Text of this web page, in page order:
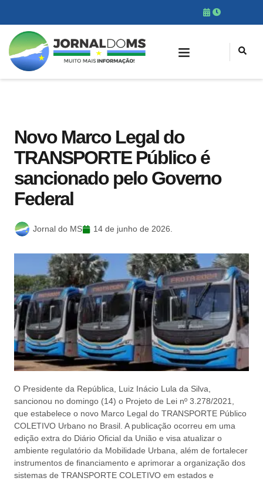
Novo Marco Legal do
TRANSPORTE Público é
sancionado pelo Governo
Federal
Jornal do MS 14 de junho de 2026.
O Presidente da República, Luiz Inácio Lula da Silva,
sancionou no domingo (14) o Projeto de Lei nº 3.278/2021,
que estabelece o novo Marco Legal do TRANSPORTE Público
COLETIVO Urbano no Brasil. A publicação ocorreu em uma
edição extra do Diário Oficial da União e visa atualizar o
ambiente regulatório da Mobilidade Urbana, além de fortalecer
instrumentos de financiamento e aprimorar a organização dos
sistemas de TRANSPORTE COLETIVO em estados e